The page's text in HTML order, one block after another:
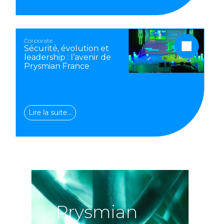
Corporate
Sécurité, évolution et
leadership : l’avenir de
Prysmian France
Lire la suite…
Prysmian